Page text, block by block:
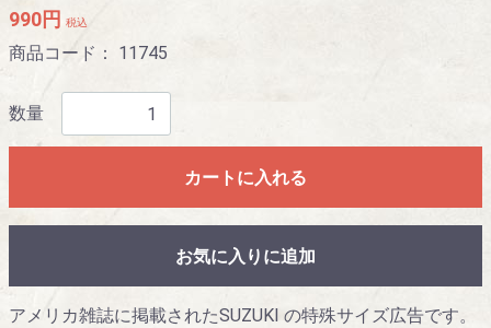
990円 税込
商品コード： 11745
数量
カートに入れる
お気に入りに追加
アメリカ雑誌に掲載されたSUZUKI の特殊サイズ広告です。